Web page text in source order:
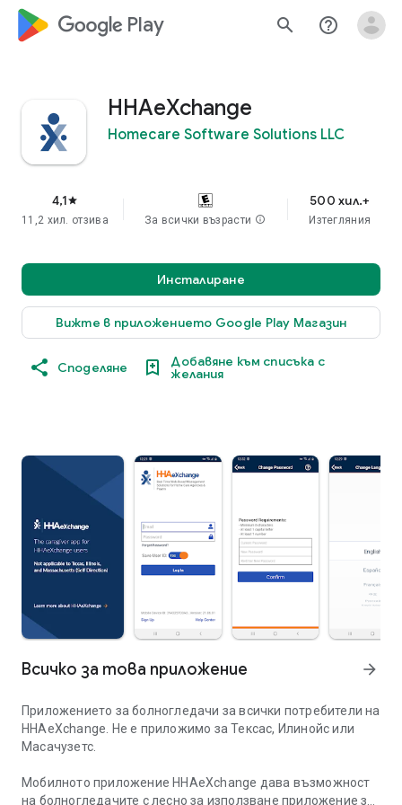
google_logo Play search help_outline
HHAeXchange
Homecare Software Solutions LLC
4,1star
11,2 хил. отзива За всички възрасти info
500 хил.+
Изтегляния
Инсталиране
Вижте в приложението Google Play Магазин
Споделяне Добавяне към списъка с
желания
Всичко за това приложение arrow_forward
Приложението за болногледачи за всички потребители на
HHAeXchange. Не е приложимо за Тексас, Илинойс или
Масачузетс.
Мобилното приложение HHAeXchange дава възможност
на болногледачите с лесно за използване приложение за